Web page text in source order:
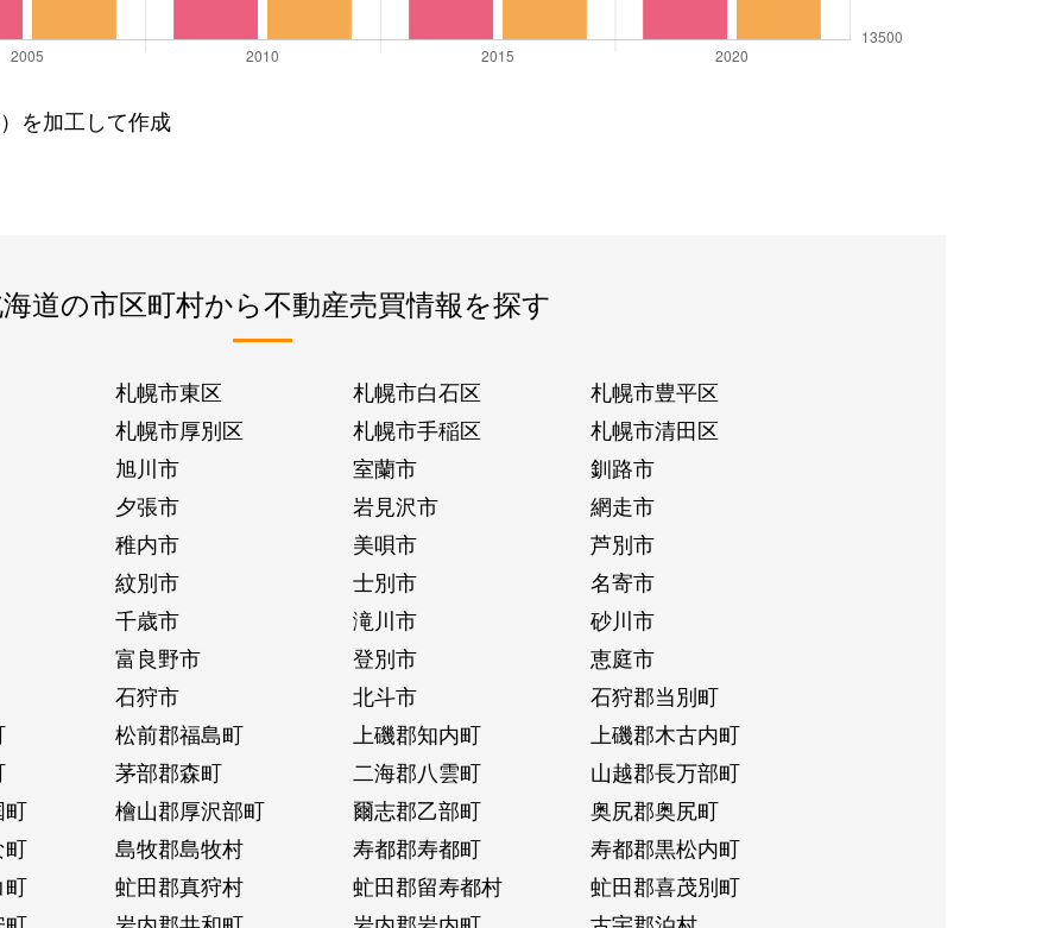
を加工して作成
道の市区町村から不動産売買情報を探す
札幌市東区 札幌市白石区
札幌市豊平区
札幌市厚別区 札幌市手稲区
札幌市清田区
旭川市 室蘭市
釧路市
夕張市 岩見沢市
網走市
稚内市 美唄市
芦別市
紋別市 士別市
名寄市
千歳市 滝川市
砂川市
富良野市 登別市
恵庭市
石狩市 北斗市
石狩郡当別町
松前郡福島町 上磯郡知内町
上磯郡木古内町
茅部郡森町 二海郡八雲町
山越郡長万部町
町 檜山郡厚沢部町 爾志郡乙部町
奥尻郡奥尻町
町 島牧郡島牧村 寿都郡寿都町
寿都郡黒松内町
町 虻田郡真狩村 虻田郡留寿都村
虻田郡喜茂別町